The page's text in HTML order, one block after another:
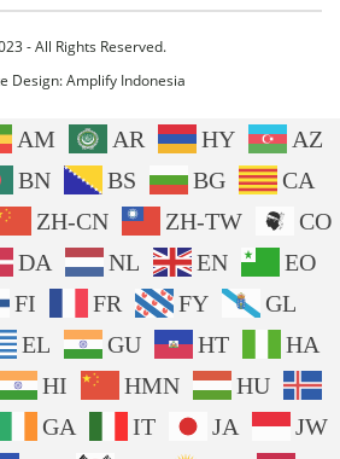
- All Rights Reserved.
Design:Amplify Indonesia
AM AR HY
AZ
BN BS BG
CA
ZH-CN ZH-TW
CO
DA NL EN
EO
FI FR FY
GL
EL GU HT
HA
HI HMN
HU
GA IT JA
JW